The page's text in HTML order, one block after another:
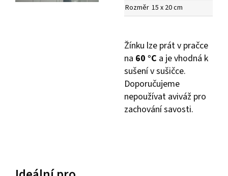
Rozměr 15 x 20 cm
Žínku lze prát v pračce
na 60 °C a je vhodná k
sušení v sušičce.
Doporučujeme
nepoužívat aviváž pro
zachování savosti.